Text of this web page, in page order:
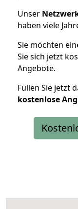
Unser
haben viele
Sie möchten
Sie sich jetzt
Angebote.
Füllen Sie jetzt
kostenlose